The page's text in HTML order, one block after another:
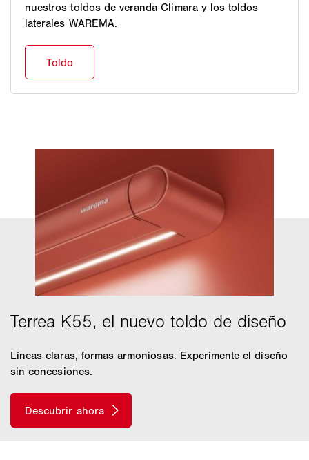
nuestros toldos de veranda Climara y los toldos
laterales WAREMA.
Líneas claras, formas armoniosas. Experimente el diseño
sin concesiones.